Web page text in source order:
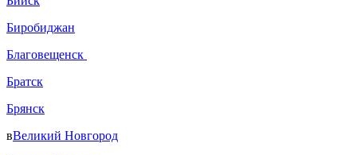
Биробиджан
Благовещенск
Братск
Брянск
вВеликий Новгород